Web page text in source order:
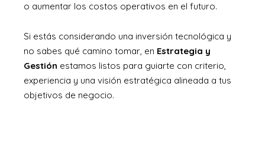
o aumentar los costos operativos en el futuro.
Si estás considerando una inversión tecnológica y
no sabes qué camino tomar, en Estrategia y
Gestión estamos listos para guiarte con criterio,
experiencia y una visión estratégica alineada a tus
objetivos de negocio.